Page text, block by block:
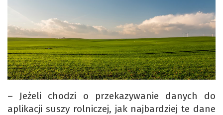
– Jeżeli chodzi o przekazywanie danych do
aplikacji suszy rolniczej, jak najbardziej te dane